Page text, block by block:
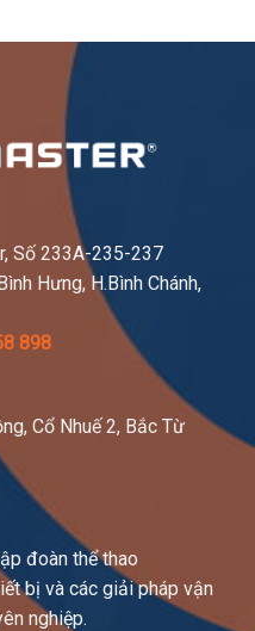
Số 233A-235-237
Hưng, H.Bình Chánh,
898
Cổ Nhuế 2, Bắc Từ
đoàn thể thao
bị và các giải pháp vận
nghiệp.